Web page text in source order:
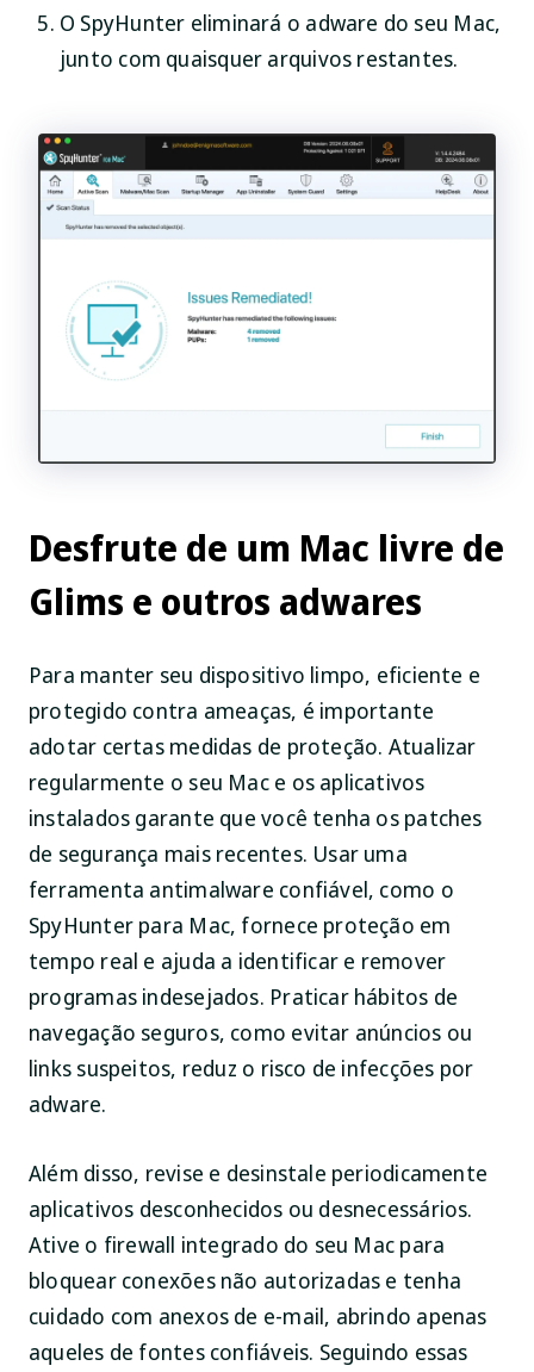
O SpyHunter eliminará o adware do seu Mac,
junto com quaisquer arquivos restantes.
Desfrute de um Mac livre de
Glims e outros adwares
Para manter seu dispositivo limpo, eficiente e
protegido contra ameaças, é importante
adotar certas medidas de proteção. Atualizar
regularmente o seu Mac e os aplicativos
instalados garante que você tenha os patches
de segurança mais recentes. Usar uma
ferramenta antimalware confiável, como o
SpyHunter para Mac, fornece proteção em
tempo real e ajuda a identificar e remover
programas indesejados. Praticar hábitos de
navegação seguros, como evitar anúncios ou
links suspeitos, reduz o risco de infecções por
adware.
Além disso, revise e desinstale periodicamente
aplicativos desconhecidos ou desnecessários.
Ative o firewall integrado do seu Mac para
bloquear conexões não autorizadas e tenha
cuidado com anexos de e-mail, abrindo apenas
aqueles de fontes confiáveis. Seguindo essas